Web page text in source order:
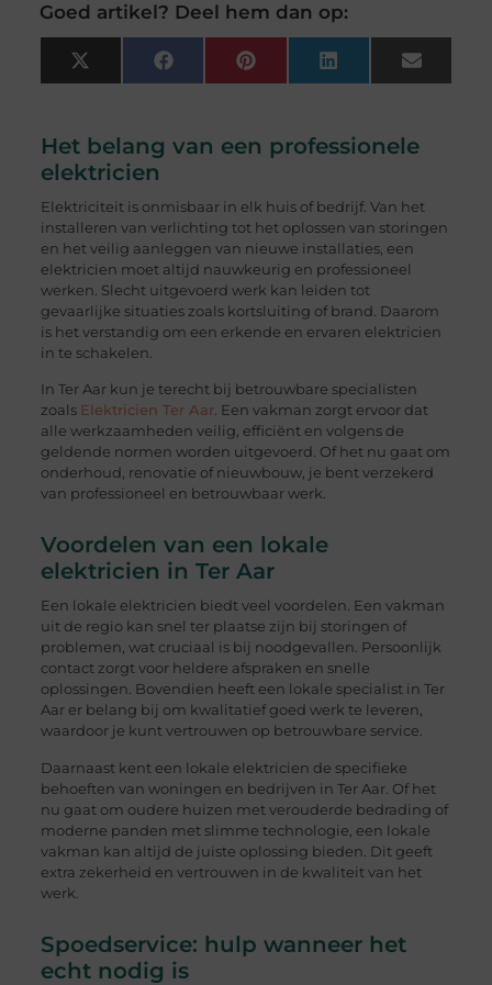
Goed artikel? Deel hem dan op:
X
(Twitter)
FacebookPinterest LinkedIn Email
Het belang van een professionele
elektricien
Elektriciteit is onmisbaar in elk huis of bedrijf. Van het
installeren van verlichting tot het oplossen van storingen
en het veilig aanleggen van nieuwe installaties, een
elektricien moet altijd nauwkeurig en professioneel
werken. Slecht uitgevoerd werk kan leiden tot
gevaarlijke situaties zoals kortsluiting of brand. Daarom
is het verstandig om een erkende en ervaren elektricien
in te schakelen.
In Ter Aar kun je terecht bij betrouwbare specialisten
zoals Elektricien Ter Aar. Een vakman zorgt ervoor dat
alle werkzaamheden veilig, efficiënt en volgens de
geldende normen worden uitgevoerd. Of het nu gaat om
onderhoud, renovatie of nieuwbouw, je bent verzekerd
van professioneel en betrouwbaar werk.
Voordelen van een lokale
elektricien in Ter Aar
Een lokale elektricien biedt veel voordelen. Een vakman
uit de regio kan snel ter plaatse zijn bij storingen of
problemen, wat cruciaal is bij noodgevallen. Persoonlijk
contact zorgt voor heldere afspraken en snelle
oplossingen. Bovendien heeft een lokale specialist in Ter
Aar er belang bij om kwalitatief goed werk te leveren,
waardoor je kunt vertrouwen op betrouwbare service.
Daarnaast kent een lokale elektricien de specifieke
behoeften van woningen en bedrijven in Ter Aar. Of het
nu gaat om oudere huizen met verouderde bedrading of
moderne panden met slimme technologie, een lokale
vakman kan altijd de juiste oplossing bieden. Dit geeft
extra zekerheid en vertrouwen in de kwaliteit van het
werk.
Spoedservice: hulp wanneer het
echt nodig is